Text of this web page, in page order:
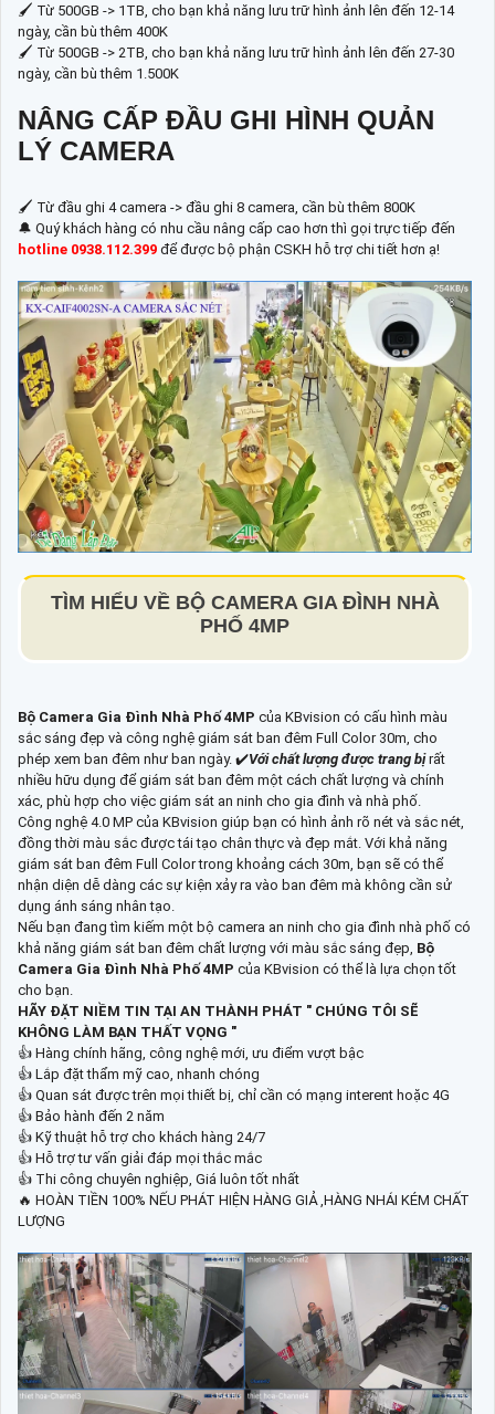
🖌 Từ 500GB -> 1TB, cho bạn khả năng lưu trữ hình ảnh lên đến 12-14
ngày, cần bù thêm 400K
🖌 Từ 500GB -> 2TB, cho bạn khả năng lưu trữ hình ảnh lên đến 27-30
ngày, cần bù thêm 1.500K
NÂNG CẤP ĐẦU GHI HÌNH QUẢN
LÝ CAMERA
🖌 Từ đầu ghi 4 camera -> đầu ghi 8 camera, cần bù thêm 800K
🔔 Quý khách hàng có nhu cầu nâng cấp cao hơn thì gọi trực tiếp đến
hotline 0938.112.399 để được bộ phận CSKH hỗ trợ chi tiết hơn ạ!
TÌM HIỂU VỀ BỘ CAMERA GIA ĐÌNH NHÀ
PHỐ 4MP
Bộ Camera Gia Đình Nhà Phố 4MP của KBvision có cấu hình màu
sắc sáng đẹp và công nghệ giám sát ban đêm Full Color 30m, cho
phép xem ban đêm như ban ngày. ✔️Với chất lượng được trang bịrất
nhiều hữu dụng để giám sát ban đêm một cách chất lượng và chính
xác, phù hợp cho việc giám sát an ninh cho gia đình và nhà phố.
Công nghệ 4.0 MP của KBvision giúp bạn có hình ảnh rõ nét và sắc nét,
đồng thời màu sắc được tái tạo chân thực và đẹp mắt. Với khả năng
giám sát ban đêm Full Color trong khoảng cách 30m, bạn sẽ có thể
nhận diện dễ dàng các sự kiện xảy ra vào ban đêm mà không cần sử
dụng ánh sáng nhân tạo.
Nếu bạn đang tìm kiếm một bộ camera an ninh cho gia đình nhà phố có
khả năng giám sát ban đêm chất lượng với màu sắc sáng đẹp, Bộ
Camera Gia Đình Nhà Phố 4MP của KBvision có thể là lựa chọn tốt
cho bạn.
HÃY ĐẶT NIỀM TIN TẠI AN THÀNH PHÁT " CHÚNG TÔI SẼ
KHÔNG LÀM BẠN THẤT VỌNG "
👍 Hàng chính hãng, công nghệ mới, ưu điểm vượt bậc
👍 Lắp đặt thẩm mỹ cao, nhanh chóng
👍 Quan sát được trên mọi thiết bị, chỉ cần có mạng interent hoặc 4G
👍 Bảo hành đến 2 năm
👍 Kỹ thuật hỗ trợ cho khách hàng 24/7
👍 Hỗ trợ tư vấn giải đáp mọi thắc mắc
👍 Thi công chuyên nghiệp, Giá luôn tốt nhất
🔥 HOÀN TIỀN 100% NẾU PHÁT HIỆN HÀNG GIẢ ,HÀNG NHÁI KÉM CHẤT
LƯỢNG